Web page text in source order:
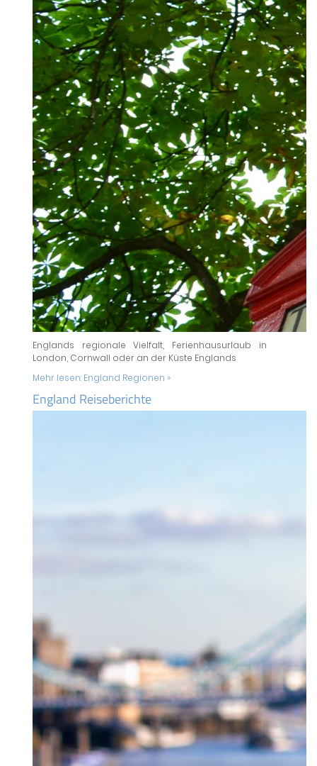
Englands regionale Vielfalt, Ferienhausurlaub in
London, Cornwall oder an der Küste Englands
Mehr lesen: England Regionen »
England Reiseberichte